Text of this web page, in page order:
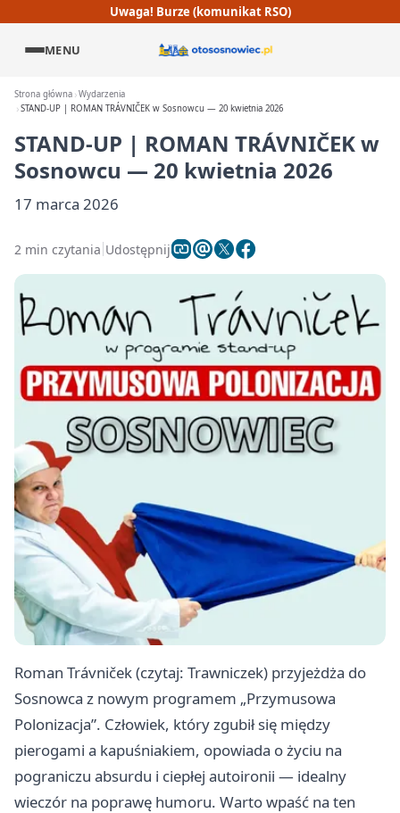
Uwaga! Burze (komunikat RSO)
MENU
Strona główna Wydarzenia
STAND-UP | ROMAN TRÁVNIČEK w Sosnowcu — 20 kwietnia 2026
STAND-UP | ROMAN TRÁVNIČEK w
Sosnowcu — 20 kwietnia 2026
17 marca 2026
2 min czytania Udostępnij
Roman Trávniček (czytaj: Trawniczek) przyjeżdża do
Sosnowca z nowym programem „Przymusowa
Polonizacja”. Człowiek, który zgubił się między
pierogami a kapuśniakiem, opowiada o życiu na
pograniczu absurdu i ciepłej autoironii — idealny
wieczór na poprawę humoru. Warto wpaść na ten